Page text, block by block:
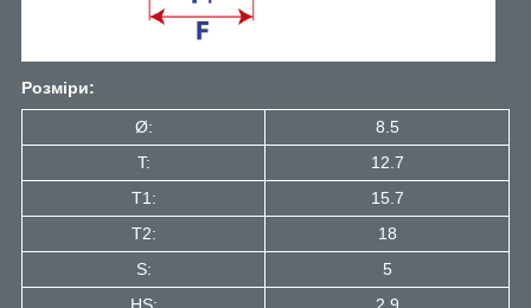
Розміри:
Ø:
8.5
T:
12.7
T1:
15.7
Т2:
18
S:
5
HS:
2.9